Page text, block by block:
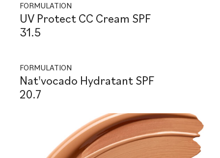
FORMULATION
UV Protect CC Cream SPF
31.5
FORMULATION
Nat'vocado Hydratant SPF
20.7